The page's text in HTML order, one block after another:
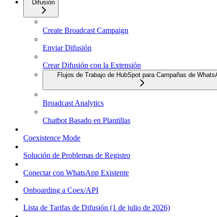
Difusión
Create Broadcast Campaign
Enviar Difusión
Crear Difusión con la Extensión
Flujos de Trabajo de HubSpot para Campañas de
Broadcast Analytics
Chatbot Basado en Plantillas
Coexistence Mode
Solución de Problemas de Registro
Conectar con WhatsApp Existente
Onboarding a Coex/API
Lista de Tarifas de Difusión (1 de julio de 2026)